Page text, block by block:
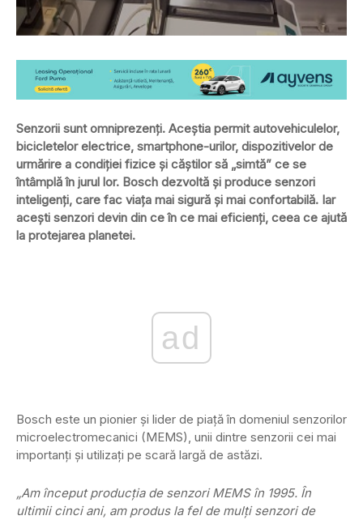
Senzorii sunt omniprezenți. Aceștia permit autovehiculelor,
bicicletelor electrice, smartphone-urilor, dispozitivelor de
urmărire a condiției fizice și căștilor să „simtă” ce se
întâmplă în jurul lor. Bosch dezvoltă și produce senzori
inteligenți, care fac viața mai sigură și mai confortabilă. Iar
acești senzori devin din ce în ce mai eficienți, ceea ce ajută
la protejarea planetei.
ad
Bosch este un pionier și lider de piață în domeniul senzorilor
microelectromecanici (MEMS), unii dintre senzorii cei mai
importanți și utilizați pe scară largă de astăzi.
„Am început producția de senzori MEMS în 1995. În
ultimii cinci ani, am produs la fel de mulți senzori de